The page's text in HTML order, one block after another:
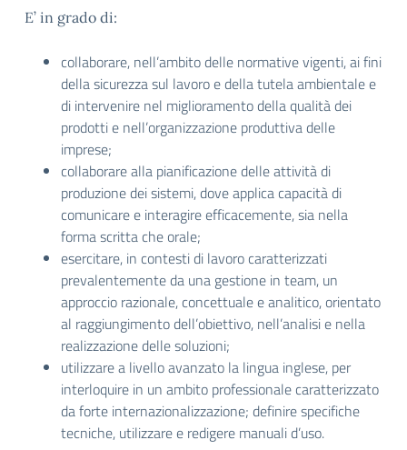
E’ in grado di:
collaborare, nell’ambito delle normative vigenti, ai fini
della sicurezza sul lavoro e della tutela ambientale e
di intervenire nel miglioramento della qualità dei
prodotti e nell’organizzazione produttiva delle
imprese;
collaborare alla pianificazione delle attività di
produzione dei sistemi, dove applica capacità di
comunicare e interagire efficacemente, sia nella
forma scritta che orale;
esercitare, in contesti di lavoro caratterizzati
prevalentemente da una gestione in team, un
approccio razionale, concettuale e analitico, orientato
al raggiungimento dell’obiettivo, nell’analisi e nella
realizzazione delle soluzioni;
utilizzare a livello avanzato la lingua inglese, per
interloquire in un ambito professionale caratterizzato
da forte internazionalizzazione; definire specifiche
tecniche, utilizzare e redigere manuali d’uso.